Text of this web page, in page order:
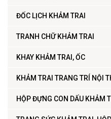
ĐỐC LỊCH KHẢM TRAI
TRANH CHỮ KHẢM TRAI
KHAY KHẢM TRAI, ỐC
KHẢM TRAI TRANG TRÍ NỘI
HỘP ĐỰNG CON DẤU KHẢM